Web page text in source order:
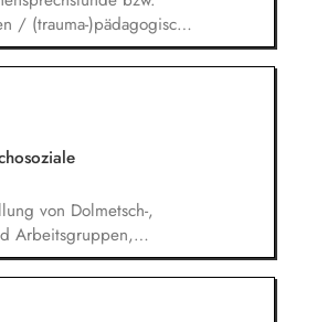
/ (trauma-)pädagogische
Mitarbeit in
von Dolmetsch-,
Arbeitsgruppen,